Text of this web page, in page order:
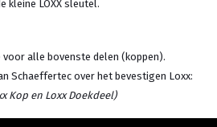
kleine LOXX sleutel.
alle bovenste delen (koppen).
Schaeffertec over het bevestigen Loxx:
Kop en Loxx Doekdeel)